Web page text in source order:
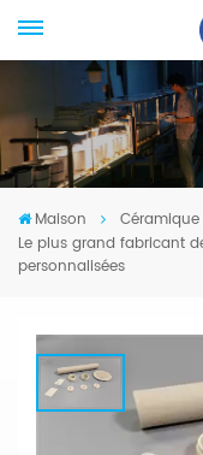
Maison
Le plus grand fabricant
personnalisées
Le Plus